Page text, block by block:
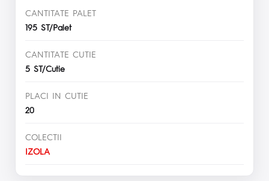
CANTITATE PALET
195 ST/Palet
CANTITATE CUTIE
5 ST/Cutie
PLACI IN CUTIE
20
COLECTII
IZOLA